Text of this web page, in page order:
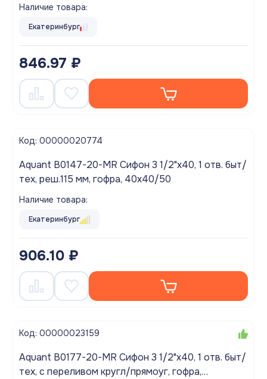
Наличие товара:
Екатеринбург
846.97 ₽
Код: 00000020774
Aquant B0147-20-MR Сифон 3 1/2"х40, 1 отв. быт/
тех, реш.115 мм, гофра, 40х40/50
Наличие товара:
Екатеринбург
906.10 ₽
Код: 00000023159
Aquant B0177-20-MR Сифон 3 1/2"х40, 1 отв. быт/
тех, с переливом кругл/прямоуг, гофра,